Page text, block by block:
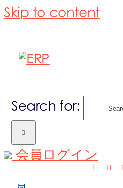
Skip to content
Search for:
会員ログイン